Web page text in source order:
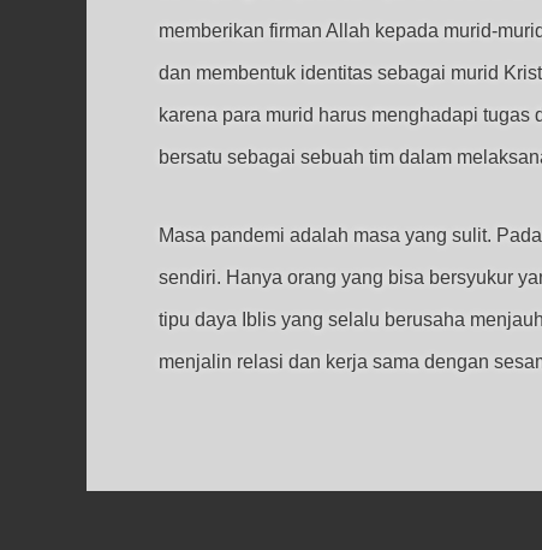
memberikan firman Allah kepada murid-
dan membentuk identitas sebagai murid
karena para murid harus menghadapi
bersatu sebagai sebuah tim dalam
Masa pandemi adalah masa yang sulit.
sendiri. Hanya orang yang bisa bersyukur
tipu daya Iblis yang selalu berusaha
menjalin relasi dan kerja sama dengan